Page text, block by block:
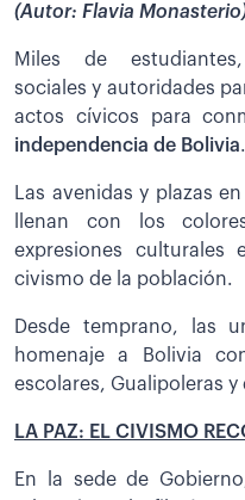
(Autor: Flavia
Miles de
sociales y autoridades
actos cívicos para
independencia de Bolivia.
Las avenidas y plazas
llenan con los
expresiones culturales
civismo de la población.
Desde temprano, las
homenaje a Bolivia
escolares, Gualipoleras y
LA PAZ: EL CIVISMO
En la sede de